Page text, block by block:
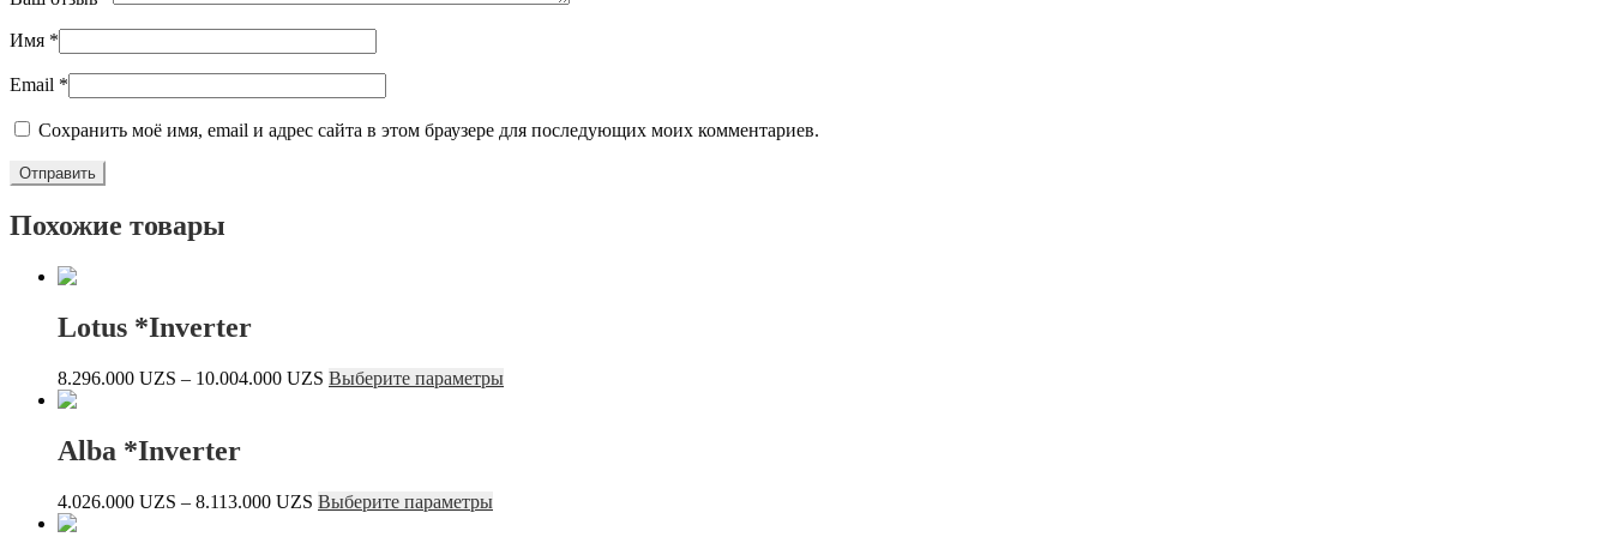
Имя *
Email *
Сохранить моё имя, email и адрес сайта в этом браузере для последующих моих комментариев.
Похожие товары
Lotus *Inverter
8.296.000 UZS – 10.004.000 UZS Диапазон
Выберите параметрыЭтот
Alba *Inverter
4.026.000 UZS – 8.113.000 UZS Диапазон
Выберите параметрыЭтот